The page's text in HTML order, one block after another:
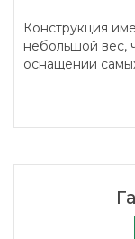
Конструкция
небольшой вес,
оснащении